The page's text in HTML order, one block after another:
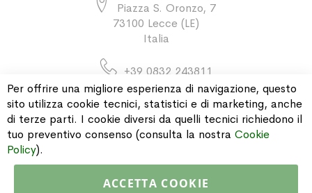
Piazza S. Oronzo, 7
73100 Lecce (LE)
Italia
+39 0832 243811
INFORMAZIONI
Per offrire una migliore esperienza di navigazione, questo
sito utilizza cookie tecnici, statistici e di marketing, anche
di terze parti. I cookie diversi da quelli tecnici richiedono il
tuo preventivo consenso (consulta la nostra Cookie
Policy).
ACCETTA COOKIE